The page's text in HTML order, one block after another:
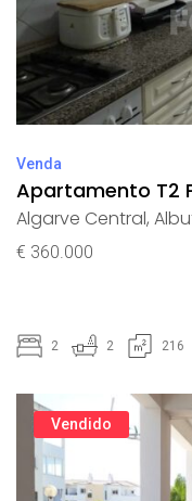
Venda
Apartamento T2
Algarve Central,
€ 360.000
2 2 216
Vendido